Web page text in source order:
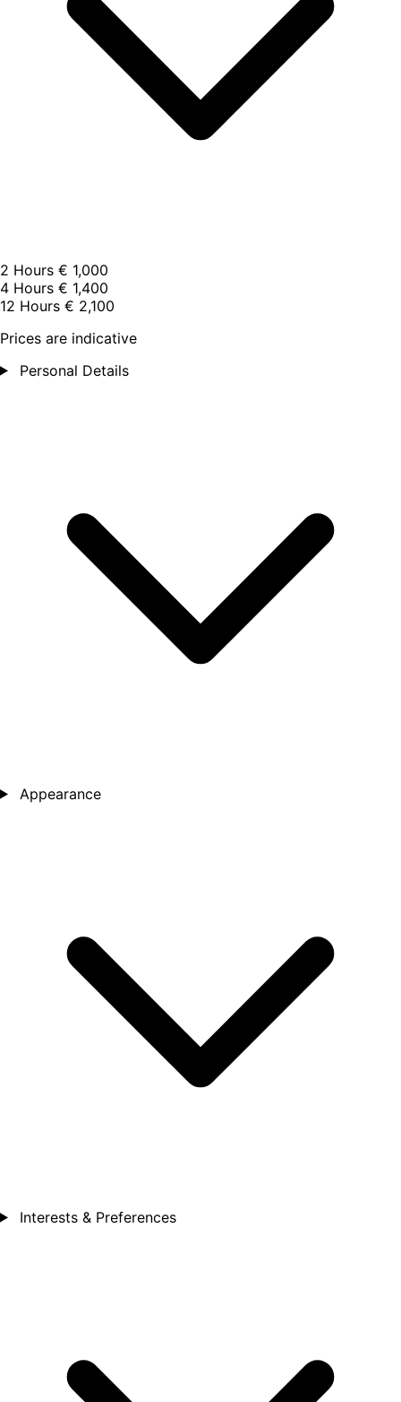
2 Hours € 1,000
4 Hours € 1,400
12 Hours € 2,100
Prices are indicative
Personal Details
Appearance
Interests & Preferences